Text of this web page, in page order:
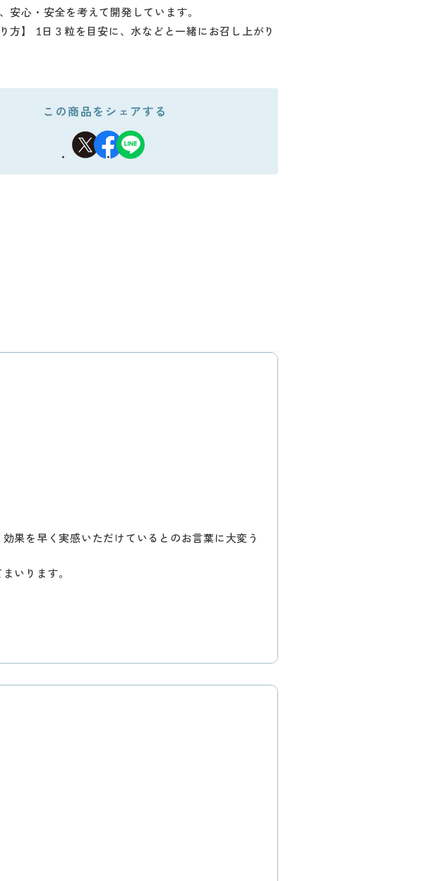
安心・安全を考えて開発しています。
方】 1日３粒を目安に、水などと一緒にお召し上がり
この商品をシェアする
果を早く実感いただけているとのお言葉に大変う
いります。